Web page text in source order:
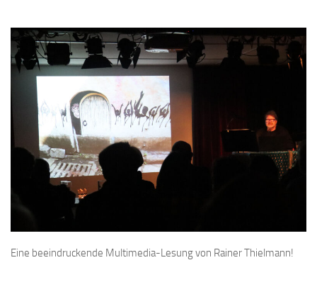
Eine beeindruckende Multimedia-Lesung von Rainer Thielmann!